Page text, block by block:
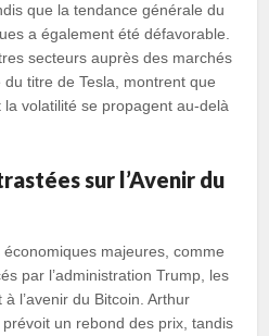
que la tendance générale du
a également été défavorable.
secteurs auprès des marchés
titre de Tesla, montrent que
volatilité se propagent au-delà
sur l’Avenir du
économiques majeures, comme
par l’administration Trump, les
l’avenir du Bitcoin. Arthur
un rebond des prix, tandis